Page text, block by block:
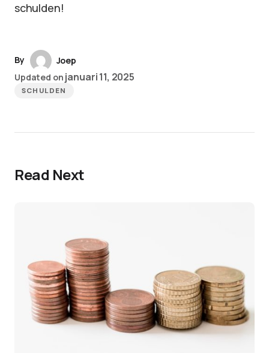
schulden!
By
Joep
Updated on januari 11, 2025
SCHULDEN
Read Next